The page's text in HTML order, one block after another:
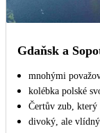
Gdaňsk a
mnohými
kolébka polské
Čertův zub, který
divoký, ale